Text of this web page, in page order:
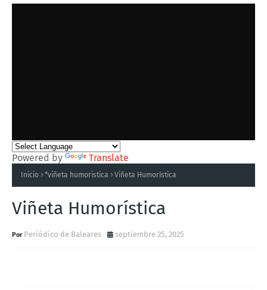
Powered by Translate
Inicio *viñeta humoristica Viñeta Humorística
Viñeta Humorística
Periódico de Baleares septiembre 25, 2025